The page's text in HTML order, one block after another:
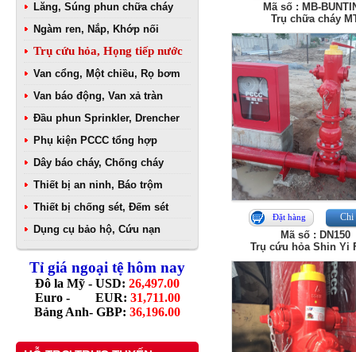
Lăng, Súng phun chữa cháy
Ngàm ren, Nắp, Khớp nối
Trụ cứu hỏa, Họng tiếp nước
Van cổng, Một chiều, Rọ bơm
Van báo động, Van xả tràn
Đầu phun Sprinkler, Drencher
Phụ kiện PCCC tổng hợp
Dây báo cháy, Chống cháy
Thiết bị an ninh, Báo trộm
Thiết bị chống sét, Đếm sét
Dụng cụ bảo hộ, Cứu nạn
Tỉ giá ngoại tệ hôm nay
Đô la Mỹ - USD: 26,497.00
Euro - EUR: 31,711.00
Bảng Anh- GBP: 36,196.00
Mã số : MB-
Trụ chữa cháy
Đặt hàng Chi
Mã số : DN150
Trụ cứu hỏa Shin Yi